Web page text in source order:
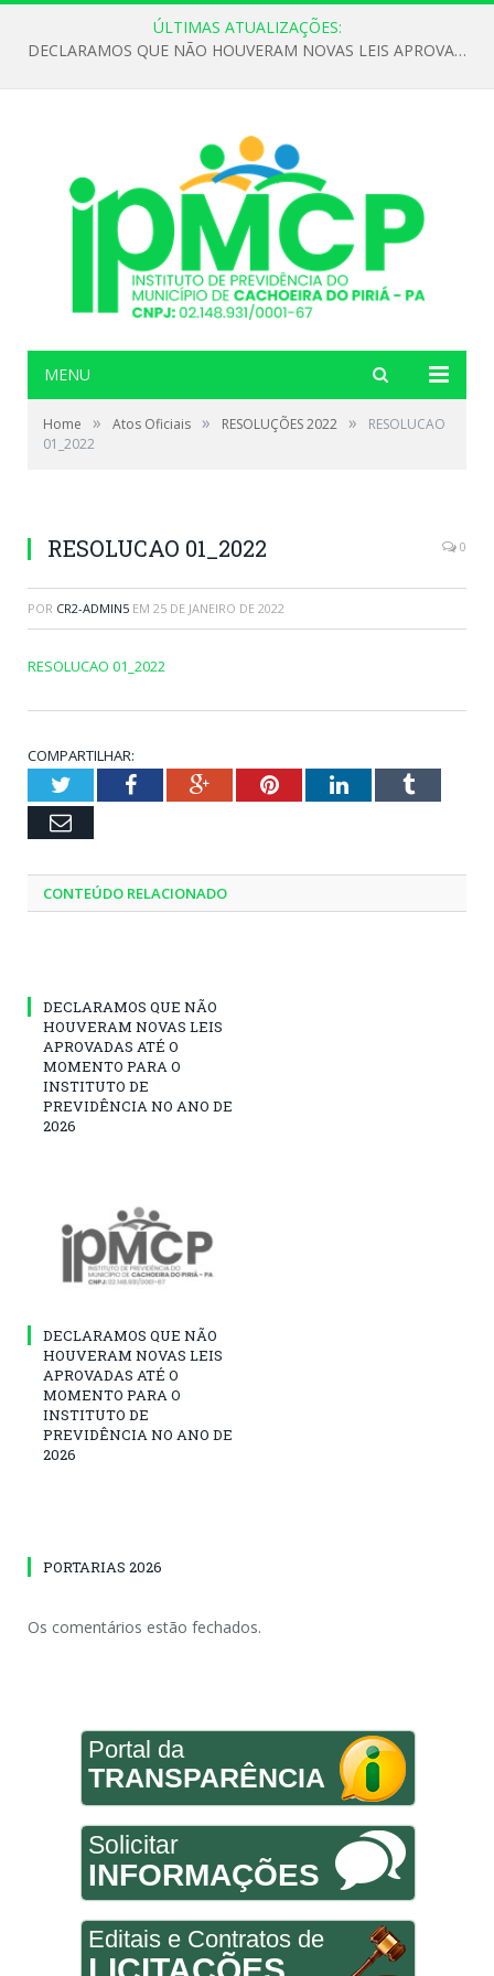
ÚLTIMAS ATUALIZAÇÕES:
DECLARAMOS QUE NÃO HOUVERAM NOVAS LEIS APROVADAS ATÉ O MOMENTO PARA O INSTITUTO DE PREVIDÊNCIA NO ANO DE 2026
MENU
Home » Atos Oficiais » RESOLUÇÕES 2022 »
RESOLUCAO
01_2022
RESOLUCAO 01_2022 0
POR CR2-ADMIN5 EM 25 DE JANEIRO DE 2022
RESOLUCAO 01_2022
COMPARTILHAR:
TwitterFacebookGoogle+PinterestLinkedInTumblr
Email
CONTEÚDO RELACIONADO
DECLARAMOS QUE NÃO
HOUVERAM NOVAS LEIS
APROVADAS ATÉ O
MOMENTO PARA O
INSTITUTO DE
PREVIDÊNCIA NO ANO DE
2026
DECLARAMOS QUE NÃO
HOUVERAM NOVAS LEIS
APROVADAS ATÉ O
MOMENTO PARA O
INSTITUTO DE
PREVIDÊNCIA NO ANO DE
2026
PORTARIAS 2026
Os comentários estão fechados.
Portal da
TRANSPARÊNCIA
Solicitar
INFORMAÇÕES
Editais e Contratos de